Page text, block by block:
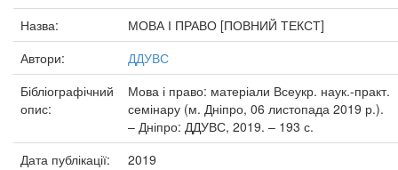
Назва:
МОВА І ПРАВО [ПОВНИЙ ТЕКСТ]
Автори:
ДДУВС
Бібліографічний
опис:
Мова і право: матеріали Всеукр. наук.-практ.
семінару (м. Дніпро, 06 листопада 2019 р.).
– Дніпро: ДДУВС, 2019. – 193 с.
Дата публікації:
2019